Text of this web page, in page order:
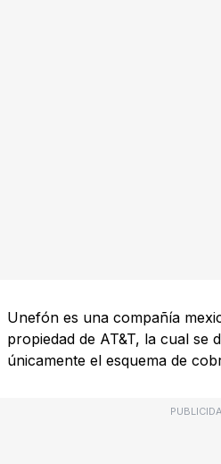
Unefón es una compañía
propiedad de AT&T, la cual se
únicamente el esquema de